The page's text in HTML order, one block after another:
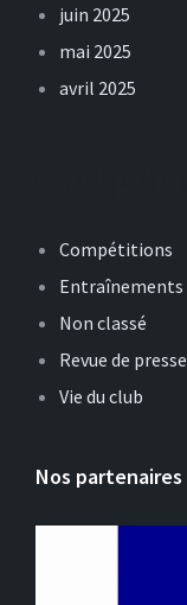
juin 2025
mai 2025
avril 2025
Compétitions
Entraînements
Non classé
Revue de presse
Vie du club
Nos partenaires